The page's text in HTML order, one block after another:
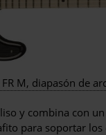
M, diapasón de
y combina con
para soportar